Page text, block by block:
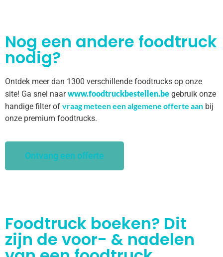
Nog een andere foodtruck
nodig?
Ontdek meer dan 1300 verschillende foodtrucks op onze
site! Ga snel naarwww.foodtruckbestellen.be gebruik onze
handige filter of vraag meteen een algemene offerte aan bij
onze premium foodtrucks.
Ontvang een offerte
Foodtruck boeken? Dit
zijn de voor- & nadelen